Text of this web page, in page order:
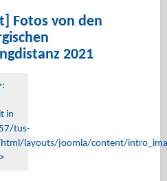
Fotos von den
2021